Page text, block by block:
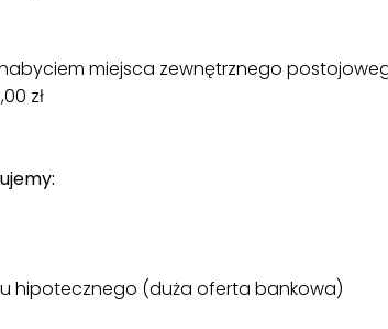
miejsca zewnętrznego
zł
(duża oferta bankowa)